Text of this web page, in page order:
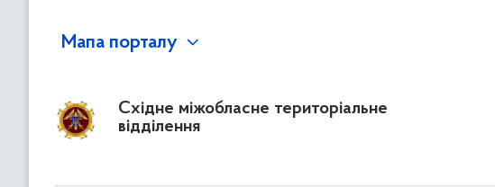
Мапа порталу
Східне міжобласне територіальне
відділення